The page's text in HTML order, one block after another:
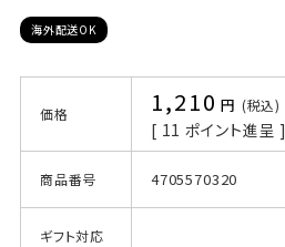
海外配送OK
価格 1,210 税込
[ 11 ポイント進呈 ]
商品番号 4705570320
ギフト対応